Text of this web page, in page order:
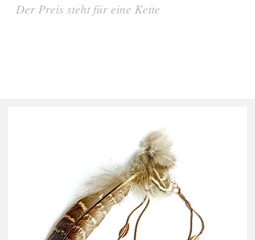
Der Preis steht für eine Kette